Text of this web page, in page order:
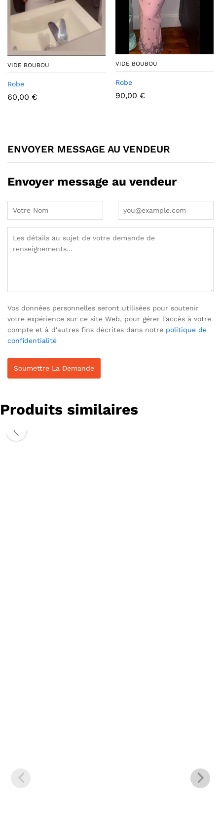
VIDE BOUBOU
Robe
60,00 €
VIDE BOUBOU
Robe
90,00 €
ENVOYER MESSAGE AU VENDEUR
Envoyer message au vendeur
Vos données personnelles seront utilisées pour soutenir
votre expérience sur ce site Web, pour gérer l'accès à votre
compte et à d'autres fins décrites dans notre politique de
confidentialité
Produits similaires